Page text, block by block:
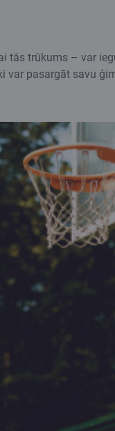
tās trūkums – var
pasargāt savu